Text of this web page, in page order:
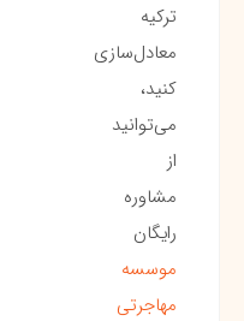
ترکیه
معادل‌سازی
کنید،
می‌توانید
از
مشاوره
رایگان
موسسه
مهاجرتی